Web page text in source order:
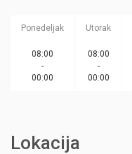
Ponedeljak Utorak
08:00
-
00:00
08:00
-
00:00
Lokacija